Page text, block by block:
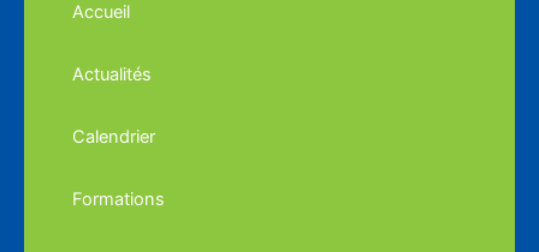
Accueil
Actualités
Calendrier
Formations